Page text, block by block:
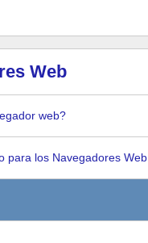
Web
web?
para los Navegadores Web